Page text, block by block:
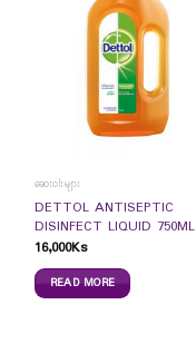
ဆေးဝါးများ
DETTOL ANTISEPTIC
DISINFECT LIQUID 750ML
16,000Ks
READ MORE